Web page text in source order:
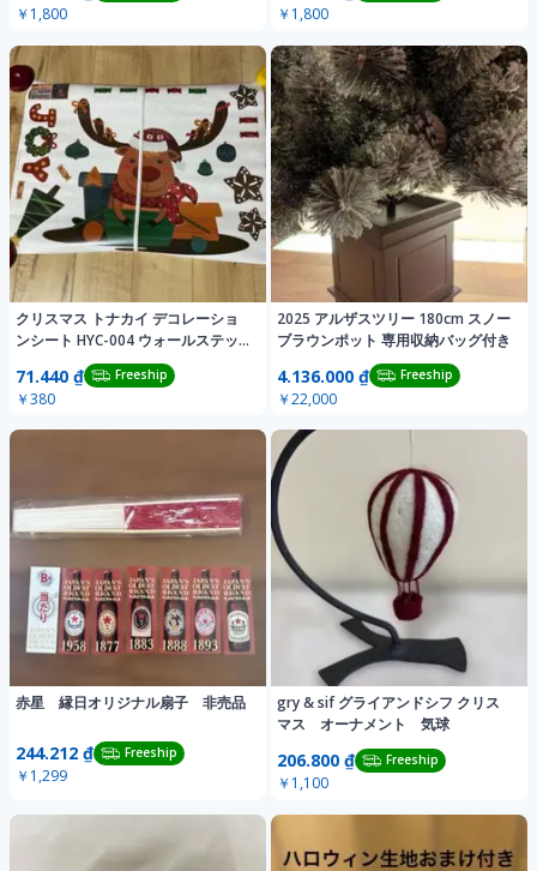
￥1,800 ￥1,800
クリスマス トナカイ デコレーショ
ンシート HYC-004 ウォールステッ
71.440 ₫ Freeship
￥380
2025 アルザスツリー 180cm スノー
ブラウンポット 専用収納バッグ付き
4.136.000 ₫ Freeship
￥22,000
赤星 縁日オリジナル扇子 非売品
244.212 ₫ Freeship
￥1,299
gry & sif グライアンドシフ クリス
マス オーナメント 気球
206.800 ₫ Freeship
￥1,100